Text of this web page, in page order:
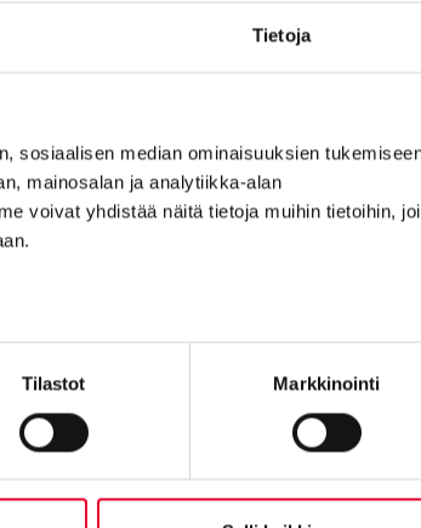
Tietoja
sosiaalisen median ominaisuuksien
mainosalan ja analytiikka-alan
voivat yhdistää näitä tietoja muihin tietoihin,
Tilastot Markkinointi
Kaskipuu Viitasaari
Puutie 4